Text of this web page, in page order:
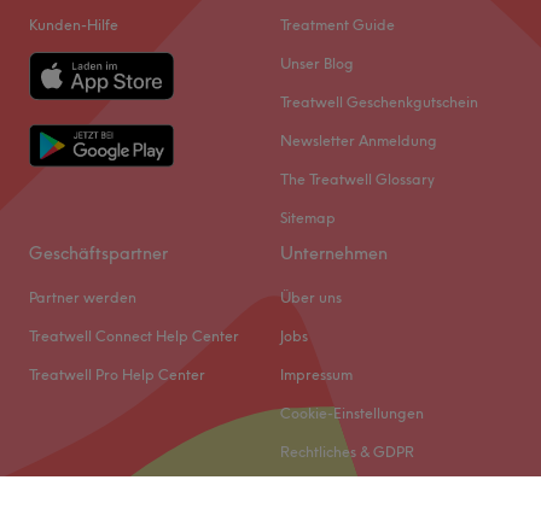
Kunden-Hilfe Treatment Guide
Unser Blog
Treatwell Geschenkgutschein
Newsletter Anmeldung
The Treatwell Glossary
Sitemap
Geschäftspartner
Partner werden
Treatwell Connect Help Center
Treatwell Pro Help Center
Unternehmen
Über uns
Jobs
Impressum
Cookie-Einstellungen
Rechtliches & GDPR